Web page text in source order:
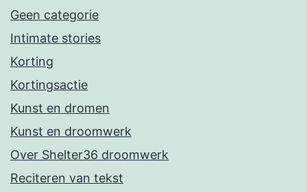
Geen categorie
Intimate stories
Korting
Kortingsactie
Kunst en dromen
Kunst en droomwerk
Over Shelter36 droomwerk
Reciteren van tekst